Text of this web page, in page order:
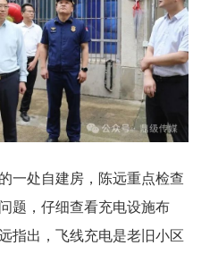
一处自建房，陈远重点检查
题，仔细查看充电设施布
指出，飞线充电是老旧小区